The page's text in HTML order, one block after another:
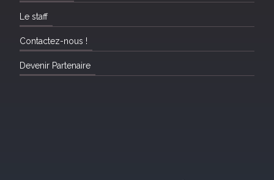
Le staff
Contactez-nous !
Devenir Partenaire